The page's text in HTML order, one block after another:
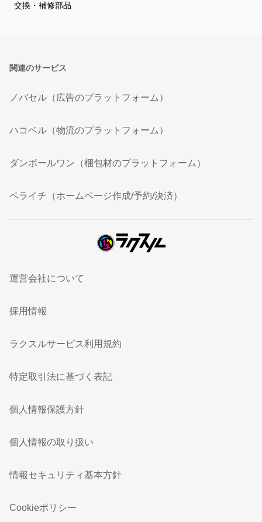
交換・補修部品
関連のサービス
ノバセル（広告のプラットフォーム）
ハコベル（物流のプラットフォーム）
ダンボールワン（梱包材のプラットフォーム）
ペライチ（ホームページ作成/予約/決済）
運営会社について
採用情報
ラクスルサービス利用規約
特定取引法に基づく表記
個人情報保護方針
個人情報の取り扱い
情報セキュリティ基本方針
Cookieポリシー